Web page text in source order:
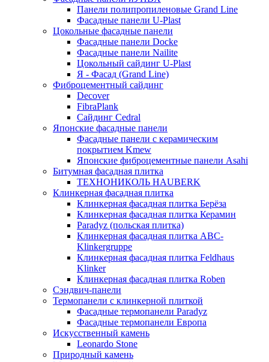
Панели полипропиленовые Grand Line
Фасадные панели U-Plast
Цокольные фасадные панели
Фасадные панели Docke
Фасадные панели Nailite
Цокольный сайдинг U-Plast
Я - Фасад (Grand Line)
Фиброцементный сайдинг
Decover
FibraPlank
Сайдинг Cedral
Японские фасадные панели
Фасадные панели с керамическим
покрытием Kmew
Японские фиброцементные панели Asahi
Битумная фасадная плитка
ТЕХНОНИКОЛЬ HAUBERK
Клинкерная фасадная плитка
Клинкерная фасадная плитка Берёза
Клинкерная фасадная плитка Керамин
Paradyz (польская плитка)
Клинкерная фасадная плитка ABC-
Klinkergruppe
Клинкерная фасадная плитка Feldhaus
Klinker
Клинкерная фасадная плитка Roben
Сэндвич-панели
Термопанели с клинкерной плиткой
Фасадные термопанели Paradyz
Фасадные термопанели Европа
Искусственный камень
Leonardo Stone
Природный камень